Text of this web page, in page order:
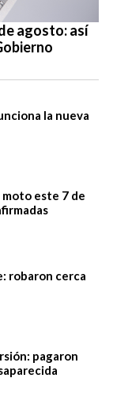
agosto: así
la nueva
este 7 de
robaron cerca
pagaron